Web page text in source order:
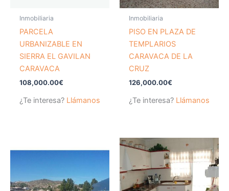
Inmobiliaria
PARCELA
URBANIZABLE EN
SIERRA EL GAVILAN
CARAVACA
108,000.00€
¿Te interesa? Llámanos
Inmobiliaria
PISO EN PLAZA DE
TEMPLARIOS
CARAVACA DE LA
CRUZ
126,000.00€
¿Te interesa? Llámanos